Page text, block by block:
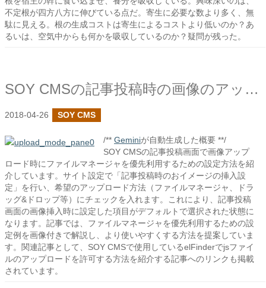
不定根が四方八方に伸びている点だ。寄生に必要な数より多く、無
駄に見える。根の生成コストは寄生によるコストより低いのか？あ
るいは、空気中からも何かを吸収しているのか？疑問が残った。
SOY CMSの記事投稿時の画像のアップロードでファイルマネージャをメインで使用する
2018-04-26 SOY CMS
/** Geminiが自動生成した概要 **/
SOY CMSの記事投稿画面で画像アップ
ロード時にファイルマネージャを優先利用するための設定方法を紹
介しています。サイト設定で「記事投稿時のおイメージの挿入設
定」を行い、希望のアップロード方法（ファイルマネージャ、ドラ
ッグ&ドロップ等）にチェックを入れます。これにより、記事投稿
画面の画像挿入時に設定した項目がデフォルトで選択された状態に
なります。記事では、ファイルマネージャを優先利用するための設
定例を画像付きで解説し、より使いやすくする方法を提案していま
す。関連記事として、SOY CMSで使用しているelFinderでjsファイ
ルのアップロードを許可する方法を紹介する記事へのリンクも掲載
されています。